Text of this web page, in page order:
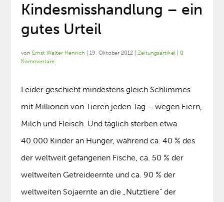
Kindesmisshandlung – ein
gutes Urteil
von Ernst Walter Henrich |19. Oktober 2012 |Zeitungsartikel |0
Kommentare
Leider geschieht mindestens gleich Schlimmes
mit Millionen von Tieren jeden Tag – wegen Eiern,
Milch und Fleisch. Und täglich sterben etwa
40.000 Kinder an Hunger, während ca. 40 % des
der weltweit gefangenen Fische, ca. 50 % der
weltweiten Getreideernte und ca. 90 % der
weltweiten Sojaernte an die „Nutztiere“ der